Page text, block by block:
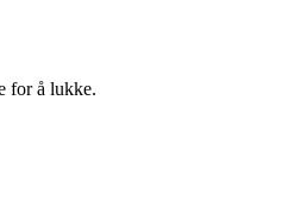
for å lukke.